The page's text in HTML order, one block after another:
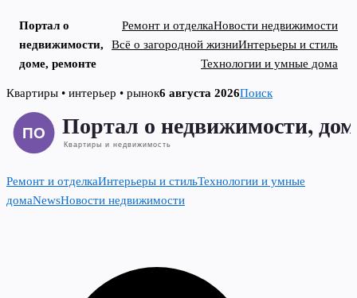
Портал о
недвижимости,
доме, ремонте
Ремонт и отделкаНовости недвижимости
Всё о загородной жизниИнтерьеры и стиль
Технологии и умные дома
Skip
content
Квартиры • интерьер • рынок6 августа 2026Поиск
Ремонт и отделкаИнтерьеры и стильТехнологии и умные
домаNewsНовости недвижимости